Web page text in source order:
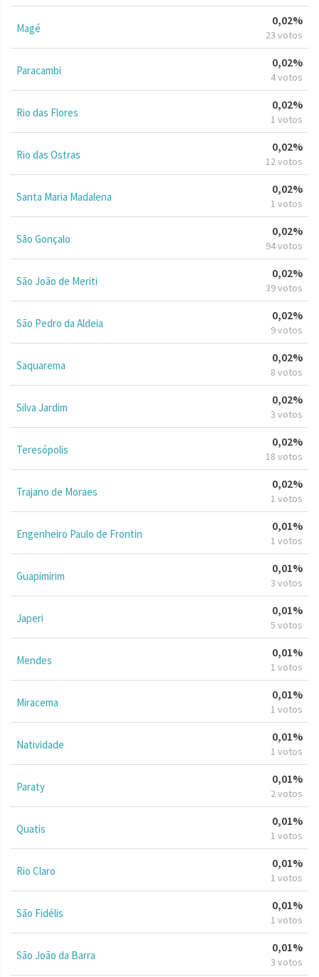
Magé
0,02%
23 votos
Paracambi
0,02%
4 votos
Rio das Flores
0,02%
1 votos
Rio das Ostras
0,02%
12 votos
Santa Maria Madalena
0,02%
1 votos
São Gonçalo
0,02%
94 votos
São João de Meriti
0,02%
39 votos
São Pedro da Aldeia
0,02%
9 votos
Saquarema
0,02%
8 votos
Silva Jardim
0,02%
3 votos
Teresópolis
0,02%
18 votos
Trajano de Moraes
0,02%
1 votos
Engenheiro Paulo de Frontin
0,01%
1 votos
Guapimirim
0,01%
3 votos
Japeri
0,01%
5 votos
Mendes
0,01%
1 votos
Miracema
0,01%
1 votos
Natividade
0,01%
1 votos
Paraty
0,01%
2 votos
Quatis
0,01%
1 votos
Rio Claro
0,01%
1 votos
São Fidélis
0,01%
1 votos
São João da Barra
0,01%
3 votos